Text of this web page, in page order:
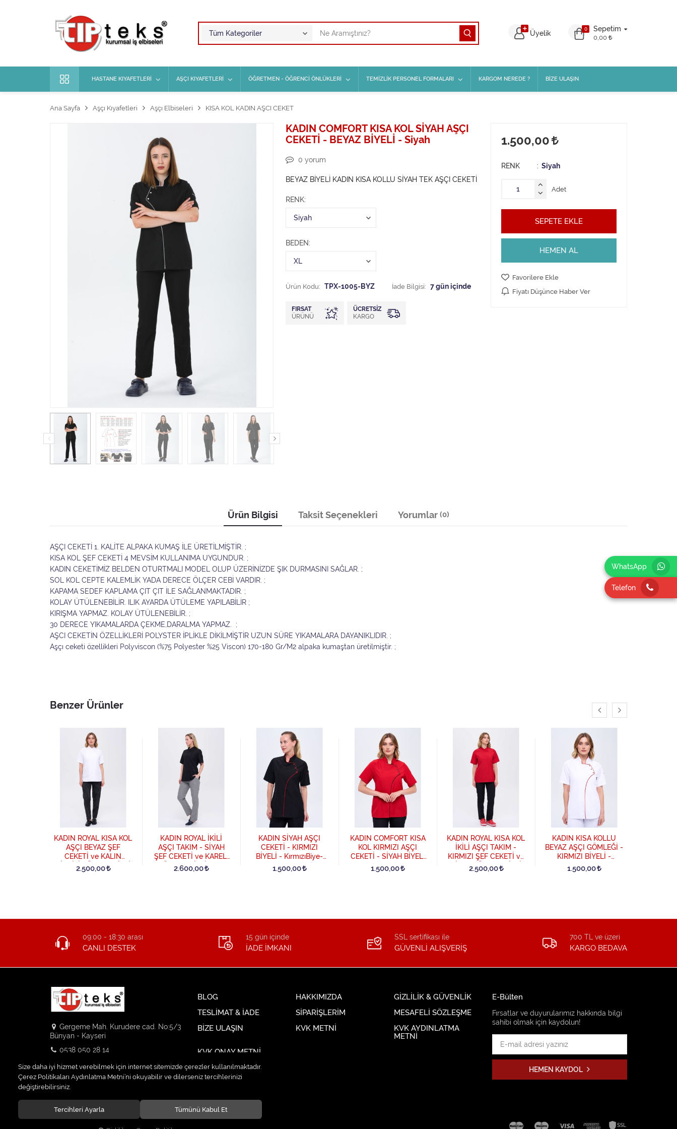
WhatsApp
Telefon
0 Sepetim
0,00
Üyelik
HASTANE KIYAFETLERİ AŞÇI KIYAFETLERİ ÖĞRETMEN - ÖĞRENCİ ÖNLÜKLERİ TEMİZLİK PERSONEL FORMALARI KARGOM NEREDE ? BİZE ULAŞIN
Ana Sayfa Aşçı Kıyafetleri Aşçı Elbiseleri KISA KOL KADIN AŞCI CEKET
KADIN COMFORT KISA KOL SİYAH AŞÇI
CEKETİ - BEYAZ BİYELİ - Siyah
0 yorum
BEYAZ BİYELİ KADIN KISA KOLLU SİYAH TEK AŞÇI CEKETİ
RENK
BEDEN
Ürün Kodu: TPX-1005-BYZ İade Bilgisi:
FIRSAT
ÜRÜNÜ
ÜCRETSIZ
KARGO
1.500,00
RENK Siyah
Adet
SEPETE EKLE
HEMEN AL
Favorilere Ekle
Fiyatı Düşünce Haber Ver
Ürün Bilgisi Taksit Seçenekleri Yorumlar (0)
AŞÇI CEKETİ 1. KALİTE ALPAKA KUMAŞ İLE ÜRETİLMİŞTİR. ;
KISA KOL ŞEF CEKETİ 4 MEVSİM KULLANIMA UYGUNDUR. ;
KADIN CEKETİMİZ BELDEN OTURTMALI MODEL OLUP ÜZERİNİZDE ŞIK DURMASINI SAĞLAR. ;
SOL KOL CEPTE KALEMLİK YADA DERECE ÖLÇER CEBİ VARDIR. ;
KAPAMA SEDEF KAPLAMA ÇIT ÇIT İLE SAĞLANMAKTADIR. ;
KOLAY ÜTÜLENEBİLİR. ILIK AYARDA ÜTÜLEME YAPILABİLİR ;
KIRIŞMA YAPMAZ. KOLAY ÜTÜLENEBİLİR. ;
30 DERECE YIKAMALARDA ÇEKME,DARALMA YAPMAZ. ;
AŞCI CEKETİN ÖZELLİKLERİ POLYSTER İPLİKLE DİKİLMİŞTİR UZUN SÜRE YIKAMALARA DAYANIKLIDIR. ;
Aşçı ceketi özellikleri Polyviscon (%75 Polyester %25 Viscon) 170-180 Gr/M2 alpaka kumaştan üretilmiştir. ;
Benzer Ürünler
KADIN ROYAL KISA KOL
AŞÇI BEYAZ ŞEF
CEKETİ ve KALIN
ÇİZGİLİ TÜM LASTİKLİ
PANTOLON İKİLİ TAKIM
2.500,00
KADIN ROYAL İKİLİ
AŞÇI TAKIM - SİYAH
ŞEF CEKETİ ve KARELİ
TÜM LASTİKLİ AŞÇI
PANTOLON - Siyah
2.600,00
KADIN SİYAH AŞÇI
CEKETİ - KIRMIZI
BİYELİ - KırmızıBiye-
Siyah
1.500,00
KADIN COMFORT KISA
KOL KIRMIZI AŞÇI
CEKETİ - SİYAH BİYELİ
- Kırmızı
1.500,00
KADIN ROYAL KISA KOL
İKİLİ AŞÇI TAKIM -
KIRMIZI ŞEF CEKETİ ve
SİYAH TÜM LASTİKLİ
AŞÇI PANTOLON -
2.500,00
KADIN KISA KOLLU
BEYAZ AŞÇI GÖMLEĞİ -
KIRMIZI BİYELİ -
KırmızıBiye-Beyaz
1.500,00
09:00 - 18:30 arası
CANLI DESTEK
15 gün içinde
İADE İMKANI
SSL sertifikası ile
GÜVENLİ ALIŞVERİŞ
700 TL ve üzeri
KARGO BEDAVA
Gergeme Mah. Kurudere cad. No:5/3
Bünyan - Kayseri
0538 050 28 14
info@tipteks.com.tr
E-Bülten
Fırsatlar ve duyurularımız hakkında bilgi
sahibi olmak için kaydolun!
HEMEN KAYDOL
BLOG HAKKIMIZDA
GİZLİLİK & GÜVENLİK
TESLİMAT & İADE
SİPARİŞLERİM
MESAFELİ SÖZLEŞME
BİZE ULAŞIN
KVK METNİ
KVK AYDINLATMA
METNİ
KVK ONAY METNİ
TIPTEKS KURUMSAL İŞ ELBİSELERİ
Size daha iyi hizmet verebilmek için internet sitemizde çerezler kullanılmaktadır.
Çerez Politikaları Aydınlatma Metni’ni okuyabilir ve dilerseniz tercihlerinizi
değiştirebilirsiniz.
Tercihleri Ayarla Tümünü Kabul Et